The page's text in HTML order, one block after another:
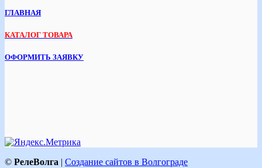
ГЛАВНАЯ
КАТАЛОГ ТОВАРА
ОФОРМИТЬ ЗАЯВКУ
© РелеВолга | Создание сайтов в Волгограде